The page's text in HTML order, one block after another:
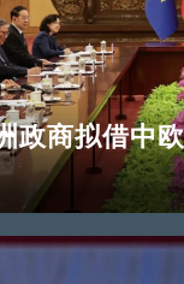
政商拟借中